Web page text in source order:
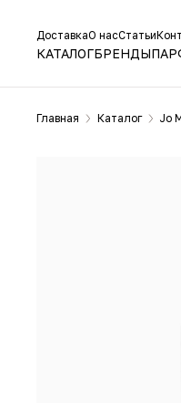
ДоставкаО насСтатьи
КАТАЛОГБРЕНДЫ
Главная Каталог Jo